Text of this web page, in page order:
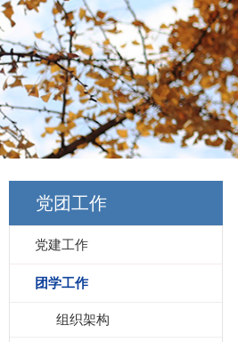
党团工作
党建工作
团学工作
组织架构